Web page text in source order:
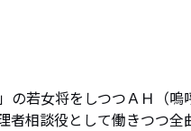
の若女将をしつつＡＨ（
者相談役として働きつつ